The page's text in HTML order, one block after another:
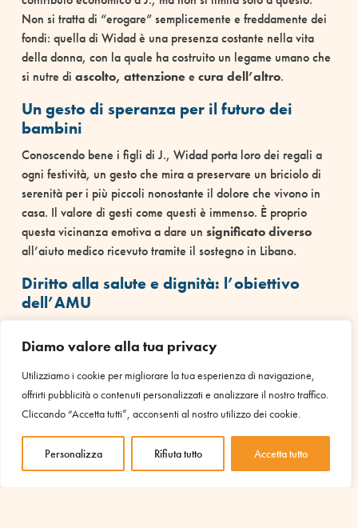
Diamo valore alla tua privacy
Utilizziamo i cookie per migliorare la tua esperienza di navigazione,
offrirti pubblicità o contenuti personalizzati e analizzare il nostro traffico.
Cliccando “Accetta tutti”, acconsenti al nostro utilizzo dei cookie.
Personalizza Rifiuta tutto Accetta tutto
Non si tratta di “erogare” semplicemente e freddamente dei
fondi: quella di Widad è una presenza costante nella vita
della donna, con la quale ha costruito un legame umano che
si nutre di ascolto, attenzionee cura dell’altro.
Un gesto di speranza per il futuro dei
bambini
Conoscendo bene i figli di J., Widad porta loro dei regali a
ogni festività, un gesto che mira a preservare un briciolo di
serenità per i più piccoli nonostante il dolore che vivono in
casa. Il valore di gesti come questi è immenso. È proprio
questa vicinanza emotiva a dare un significato diverso
all’aiuto medico ricevuto tramite il sostegno in Libano.
Diritto alla salute e dignità: l’obiettivo
dell’AMU
che può per sostenerla, trasforma l’assistenza in una forma di
accompagnamento alla vita. Sebbene le medicine e gli esami
siano indispensabili per la sopravvivenza, è il calore umano
e una mano tesa costantemente a restituire
dignità
e
a chi è stato ferito dalla vita e dall’abbandono.